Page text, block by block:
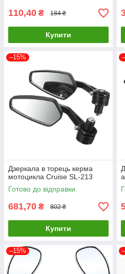
110,40 ₴ 184 ₴
Купити
–15%
Дзеркала в торець керма
мотоцикла Cruise SL-213
Готово до відправки
681,70 ₴ 802 ₴
Купити
–15%